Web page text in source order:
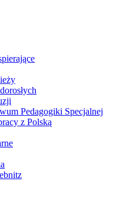
Pedagogiki Specjalnej
z Polską